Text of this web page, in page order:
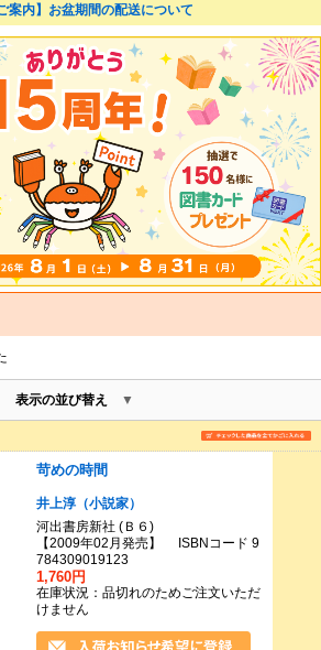
案内】お盆期間の配送について
表示の並び替え
苛めの時間
井上淳（小説家）
河出書房新社 (Ｂ６)
【2009年02月発売】 ISBNコード 9
784309019123
1,760円
在庫状況：品切れのためご注文いただ
けません